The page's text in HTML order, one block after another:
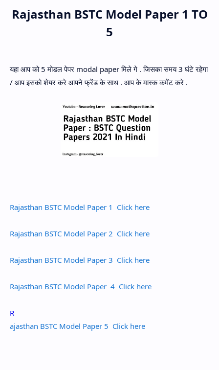
Rajasthan BSTC Model Paper 1 TO
5
यहा आप को 5 मोडल पेपर modal paper मिले गे . जिसका समय 3 घंटे रहेगा
/ आप इसको शेयर करे आपने फ्रेंड के साथ . आप के मास्क कमेंट करे .
Rajasthan BSTC Model Paper 1 Click here
Rajasthan BSTC Model Paper 2 Click here
Rajasthan BSTC Model Paper 3 Click here
Rajasthan BSTC Model Paper 4 Click here
R
ajasthan BSTC Model Paper 5 Click here